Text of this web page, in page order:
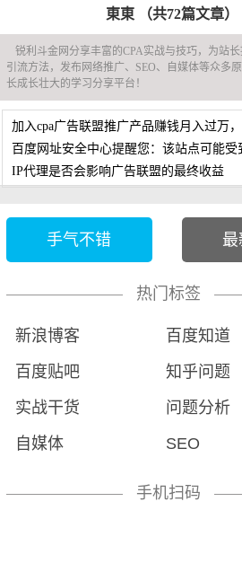
東東 （共72篇文章）
锐利斗金网分享丰富的CPA实战与技巧，为站
引流方法，发布网络推广、SEO、自媒体等众多
长成长壮大的学习分享平台！
加入cpa广告联盟推广产品赚钱月入过万
百度网址安全中心提醒您：该站点可能
IP代理是否会影响广告联盟的最终收益
手气不错 最
热门标签
新浪博客
百度知道
百度贴吧
知乎问题
实战干货
问题分析
自媒体
SEO
手机扫码